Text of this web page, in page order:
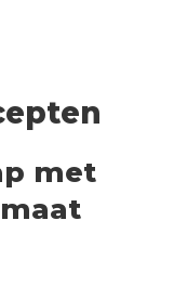
met